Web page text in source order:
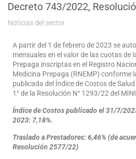
Decreto 743/2022,
Noticias del sector
A partir del 1 de febrero de 2023 se
mensuales en el valor de las cuotas de
Prepaga inscriptas en el Registro
Medicina Prepaga (RNEMP) conforme
publicada del Índice de Costos de
1° de la Resolución N° 1293/22 del
Índice de Costos publicado el 31/7/
2023: 7,18%.
Traslado a Prestadores: 6,46% (de
Resolución 2577/22)